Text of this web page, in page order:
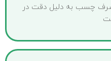
چسب به دلیل دقت در